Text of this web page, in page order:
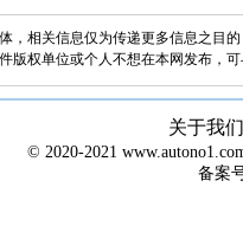
，相关信息仅为传递更多信息之目
版权单位或个人不想在本网发布，
关于我们
© 2020-2021
备案